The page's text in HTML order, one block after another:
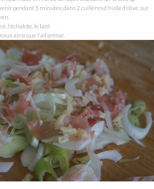
pendant 5 minutes, dans 2 cuillères d'huile d'olive, sur
l'échalote, le lard
ainsi que l'ail préssé.